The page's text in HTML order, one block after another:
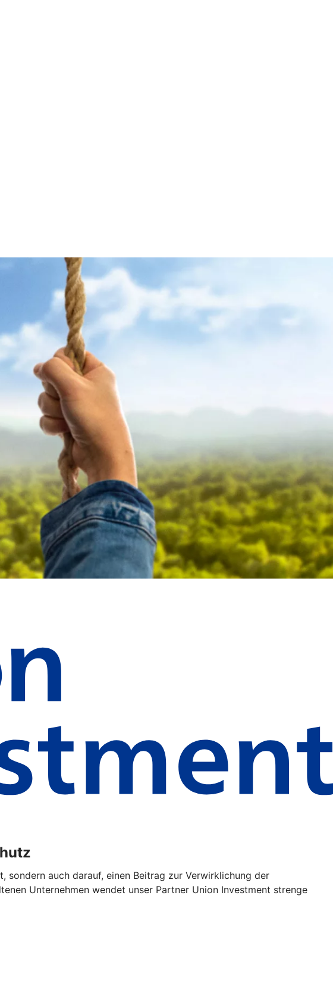
sondern auch darauf, einen Beitrag zur Verwirklichung der
Unternehmen wendet unser Partner Union Investment strenge